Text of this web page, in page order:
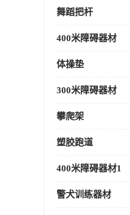
舞蹈把杆
400米障碍器材
体操垫
300米障碍器材
攀爬架
塑胶跑道
400米障碍器材1
警犬训练器材